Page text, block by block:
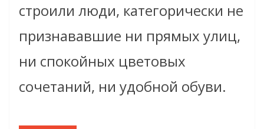
строили люди, категорически не
признававшие ни прямых улиц,
ни спокойных цветовых
сочетаний, ни удобной обуви.